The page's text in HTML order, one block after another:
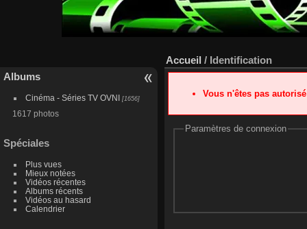
Albums
Cinéma - Séries TV OVNI [1656]
1617 photos
Spéciales
Plus vues
Mieux notées
Vidéos récentes
Albums récents
Vidéos au hasard
Calendrier
Accueil / Identification
Vous n'êtes pas
Paramètres de connexion